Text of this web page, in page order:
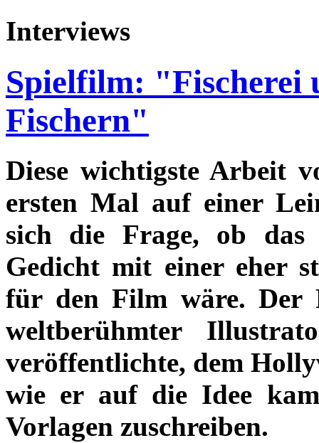
Interviews
Spielfilm: "Fischerei
Fischern"
Diese wichtigste Arbeit
ersten Mal auf einer
sich die Frage, ob das
Gedicht mit einer eher
für den Film wäre. Der
weltberühmter
veröffentlichte, dem
wie er auf die Idee
Vorlagen zuschreiben.